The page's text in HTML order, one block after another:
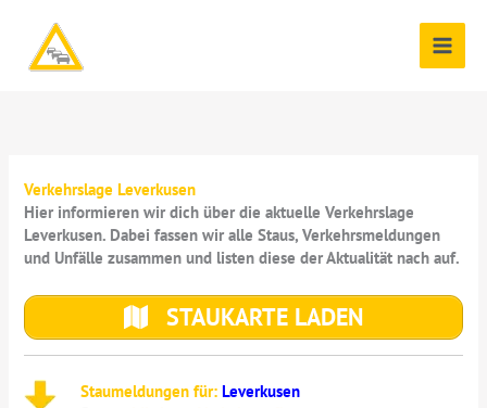
springen
Verkehrslage Leverkusen
Hier informieren wir dich über die aktuelle Verkehrslage
Leverkusen. Dabei fassen wir alle Staus, Verkehrsmeldungen
und Unfälle zusammen und listen diese der Aktualität nach auf.
STAUKARTE LADEN
Staumeldungen für:Leverkusen